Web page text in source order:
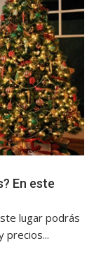
En este
lugar podrás
precios...